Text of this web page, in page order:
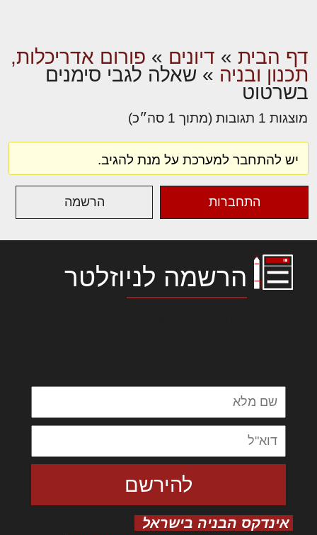
דף הבית » דיונים » פורום אדריכלות,
תכנון ובניה » שאלה לגבי סימנים
בשרטוט
מוצגות 1 תגובות (מתוך 1 סה״כ)
יש להתחבר למערכת על מנת להגיב.
התחברות הרשמה
הרשמה לניוזלטר
אינדקס הבניה בישראל